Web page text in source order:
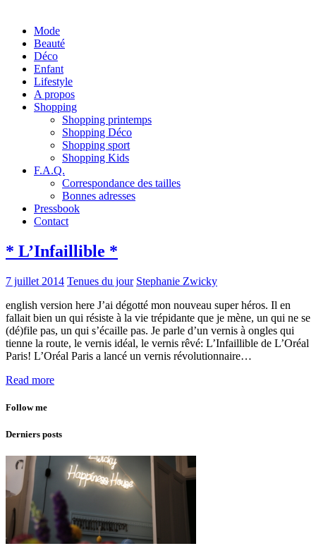
Mode
Beauté
Déco
Enfant
Lifestyle
A propos
Shopping
Shopping printemps
Shopping Déco
Shopping sport
Shopping Kids
F.A.Q.
Correspondance des tailles
Bonnes adresses
Pressbook
Contact
* L’Infaillible *
7 juillet 2014 Tenues du jour Stephanie Zwicky
english version here J’ai dégotté mon nouveau super héros. Il en
fallait bien un qui résiste à la vie trépidante que je mène, un qui ne se
(dé)file pas, un qui s’écaille pas. Je parle d’un vernis à ongles qui
tienne la route, le vernis idéal, le vernis rêvé: L’Infaillible de L’Oréal
Paris! L’Oréal Paris a lancé un vernis révolutionnaire…
Read more
Follow me
Derniers posts